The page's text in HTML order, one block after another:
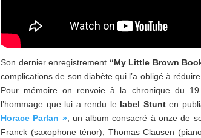
Son dernier enregistrement “My Little Brown
complications de son diabète qui l’a obligé à
Pour mémoire on renvoie à la chronique du
l’hommage que lui a rendu le label Stunten
Horace Parlan », un album consacré à onze de
Franck (saxophone ténor), Thomas Clausen